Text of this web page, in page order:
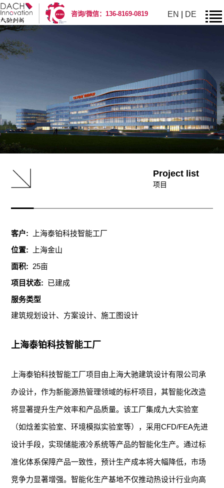
咨询/微信：136-8169-0819 EN DE
Project list
项目
客户:
上海泰铂科技智能工厂
位置:
上海金山
面积: 25亩
项目状态: 已建成
服务类型
建筑规划设计、方案设计、施工图设计
上海泰铂科技智能工厂
上海泰铂科技智能工厂项目由上海大驰建筑设计有限公司承
办设计，作为新能源热管理领域的标杆项目，其智能化改造
将显著提升生产效率和产品质量。该工厂集成九大实验室
（如焓差实验室、环境模拟实验室等），采用CFD/FEA先进
设计手段，实现储能液冷系统等产品的智能化生产。通过标
准化体系保障产品一致性，预计生产成本将大幅降低，市场
竞争力显著增强。智能化生产基地不仅推动热设计行业向高